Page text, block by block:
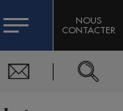
SKIABLES
BLANC
NOUS
CONTACTER